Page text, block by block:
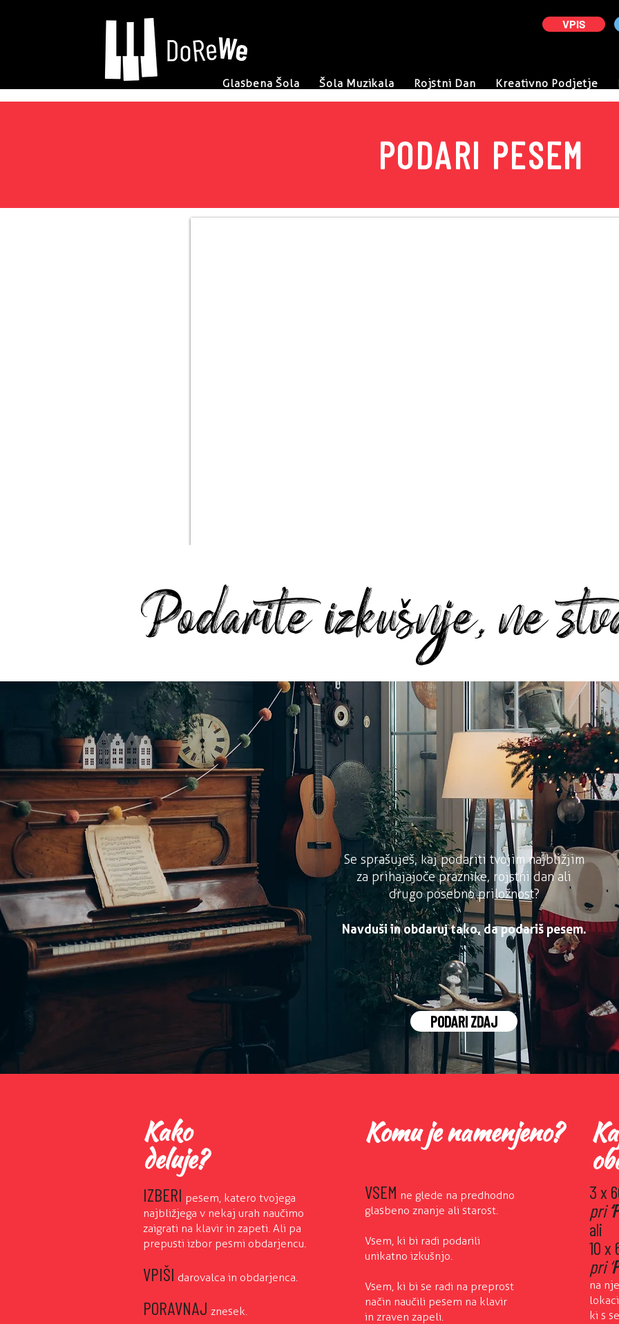
VPIS
Glasbena Šola Šola Muzikala Rojstni Dan Kreativno Podjetje
PODARI PESEM
Podarite izkušnje, ne
Se sprašuješ, kaj podariti tvojim najbližjim
za prihajajoče praznike, rojstni dan ali
drugo posebno priložnost?
Navduši in obdaruj tako, da podariš pesem.
PODARI ZDAJ
Kako
deluje?
IZBERI pesem, katero tvojega
najbližjega v nekaj urah naučimo
zaigrati na klavir in zapeti.Ali pa
prepusti izbor pesmi obdarjencu.
VPIŠI darovalca in obdarjenca.
PORAVNAJ znesek.
VSEM ne glede na predhodno
glasbeno znanje ali starost.
Vsem, ki bi radi podarili
unikatno izkušnjo.
Vsem, ki bi se radi na preprost
način naučili pesem na klavir
in zraven zapeli.
3 x
pri
ali
10 x
pri ‘
na
ki s
Komu je namenjeno?